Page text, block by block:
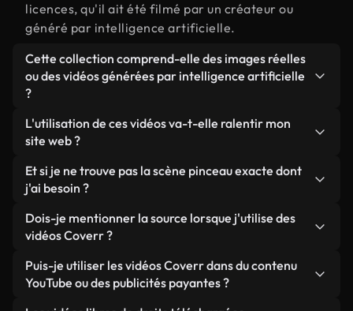
licences, qu'il ait été filmé par un créateur ou
généré par intelligence artificielle.
Cette collection comprend-elle des images réelles
ou des vidéos générées par intelligence artificielle
?
Les deux. Il s'agit d'une bibliothèque hybride
composée de véritables images filmées par des
générées par IA. Chaque vidéo est clairement
identifiée afin que vous sachiez toujours ce que
vous utilisez.
L'utilisation de ces vidéos va-t-elle ralentir mon
site web ?
Sauf si vous choisissez nos versions optimisées.
Nous proposons des formats légers, prêts pour le
ils conservent une qualité élevée tout en
minimisant les temps de chargement et en
améliorant des indicateurs comme le LCP.
Et si je ne trouve pas la scène pinceau exacte dont
j'ai besoin ?
Vous pouvez en créer une instantanément avec
Coverr AI Studio. Il vous suffit de décrire la scène,
Studio générera en quelques secondes une vidéo
personnalisée conforme à nos normes de licence.
Dois-je mentionner la source lorsque j'utilise des
vidéos Coverr ?
Aucune attribution n'est requise. Toutes les vidéos
de notre bibliothèque sont libres de droits et
Puis-je utiliser les vidéos Coverr dans du contenu
YouTube ou des publicités payantes ?
Oui. Toutes les séquences vidéo de Coverr peuvent